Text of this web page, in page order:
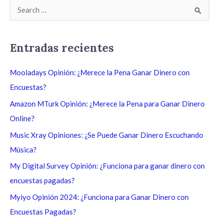
a
r
p
o
Entradas recientes
Mooladays Opinión: ¿Merece la Pena Ganar Dinero con
Encuestas?
Amazon MTurk Opinión: ¿Merece la Pena para Ganar Dinero
Online?
Music Xray Opiniones: ¿Se Puede Ganar Dinero Escuchando
Música?
My Digital Survey Opinión: ¿Funciona para ganar dinero con
encuestas pagadas?
Myiyo Opinión 2024: ¿Funciona para Ganar Dinero con
Encuestas Pagadas?